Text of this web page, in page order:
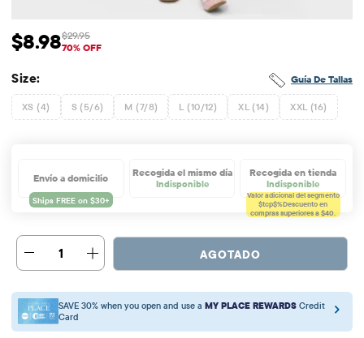
Precio de venta: $8.98
$8.98 Precio original: $29.95
$29.95
70% OFF
Guía De Tallas
Size:
XS (4) S (5/6) M (7/8) L (10/12) XL (14) XXL (16)
Envío a domicilio Recogida el mismo día
Indisponible
Recogida en tienda
Indisponible
Valor adicional del segmento
$tcp$%Descuento en
compras superiores a $40.
1 AGOTADO
SAVE 30% when you open and use a MY PLACE REWARDS Credit
Card